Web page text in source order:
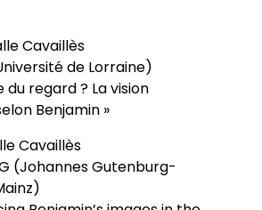
Cavaillès
de Lorraine)
du regard ? La vision
Benjamin »
Cavaillès
(Johannes Gutenburg-